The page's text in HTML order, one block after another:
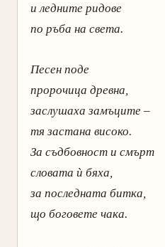
и ледните ридове
по ръба на света.
Песен поде
пророчица древна,
заслушаха замъците –
тя застана високо.
За съдбовност и смърт
словата ѝ бяха,
за последната битка,
що боговете чака.